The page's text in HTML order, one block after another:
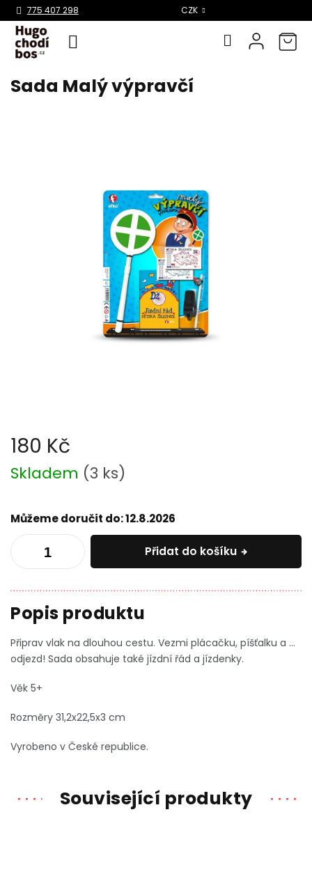
Přejít
775 407 298 CZK
Sada Malý výpravčí
180 Kč
Měrná
cena:
Skladem (3 ks)
Můžeme doručit do:12.8.2026
Přidat do košíku
Připrav vlak na dlouhou cestu. Vezmi plácačku, píšťalku a ...
odjezd! Sada obsahuje také jízdní řád a jízdenky.
Věk 5+
Rozměry 31,2x22,5x3 cm
Vyrobeno v České republice.
Související produkty